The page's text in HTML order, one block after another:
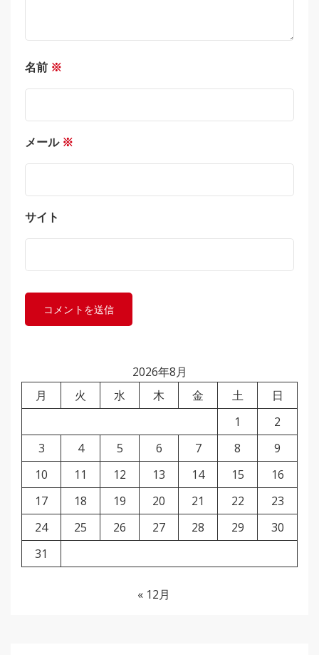
名前 ※
メール ※
サイト
2026年8月
月
火 水 木 金 土
日
1
2
3
4 5 6 7 8
9
10
11 12 13 14 15
16
17
18 19 20 21 22
23
24
25 26 27 28 29
30
31
« 12月